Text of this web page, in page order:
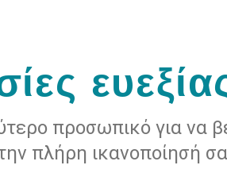
προσωπικό για να
πλήρη ικανοποίησή